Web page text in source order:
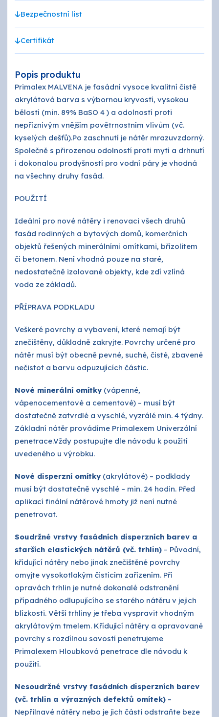
Bezpečnostní list
Certifikát
Popis produktu
Primalex MALVENA je fasádní vysoce kvalitní čistě
akrylátová barva s výbornou kryvostí, vysokou
bělostí (min. 89% BaSO 4 ) a odolností proti
nepříznivým vnějším povětrnostním vlivům (vč.
kyselých dešťů).Po zaschnutí je nátěr mrazuvzdorný.
Společně s přirozenou odolností proti mytí a drhnutí
i dokonalou prodyšností pro vodní páry je vhodná
na všechny druhy fasád.
POUŽITÍ
Ideální pro nové nátěry i renovaci všech druhů
fasád rodinných a bytových domů, komerčních
objektů řešených minerálními omítkami, břízolitem
či betonem. Není vhodná pouze na staré,
nedostatečně izolované objekty, kde zdí vzlíná
voda ze základů.
PŘÍPRAVA PODKLADU
Veškeré povrchy a vybavení, které nemají být
znečištěny, důkladně zakryjte. Povrchy určené pro
nátěr musí být obecně pevné, suché, čisté, zbavené
nečistot a barvu odpuzujících částic.
Nové minerální omítky(vápenné,
vápenocementové a cementové) – musí být
dostatečně zatvrdlé a vyschlé, vyzrálé min. 4 týdny.
Základní nátěr provádíme Primalexem Univerzální
penetrace.Vždy postupujte dle návodu k použití
uvedeného u výrobku.
Nové disperzní omítky(akrylátové) – podklady
musí být dostatečně vyschlé – min. 24 hodin. Před
aplikací finální nátěrové hmoty již není nutné
penetrovat.
Soudržné vrstvy fasádních disperzních barev a
starších elastických nátěrů (vč. trhlin) – Původní,
křídující nátěry nebo jinak znečištěné povrchy
omyjte vysokotlakým čisticím zařízením. Při
opravách trhlin je nutné dokonalé odstranění
případného odlupujícího se starého nátěru v jejich
blízkosti. Větší trhliny je třeba vyspravit vhodným
akrylátovým tmelem. Křídující nátěry a opravované
povrchy s rozdílnou savostí penetrujeme
Primalexem Hloubková penetrace dle návodu k
použití.
Nesoudržné vrstvy fasádních disperzních barev
(vč. trhlin a výrazných defektů omítek) –
Nepřilnavé nátěry nebo je jich části odstraňte beze